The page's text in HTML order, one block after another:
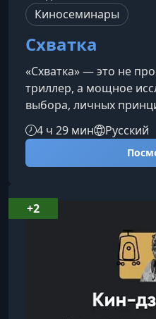
Киносеминары
Схватка
«Схватка» — это не
триллер, а мощное
выбора, личных
формирует порядок
киносеминаре мы
диаметрально
к жизни оказываются
правила против
вопрос, который
люди выстраивают
4 ч 29 мин Русский
+2